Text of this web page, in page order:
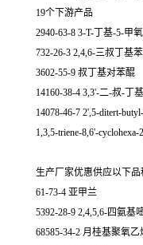
19个下游产品
2940-63-8 3-T-丁基-5-甲
732-26-3 2,4,6-三叔丁基
3602-55-9 叔丁基对苯醌
14160-38-4 3,3'-二-叔-丁
14078-46-7 2',5-ditert-
1,3,5-triene-8,6'-cyclohexa-
生产厂家优惠供应以下
61-73-4 亚甲兰
5392-28-9 2,4,5,6-四氨基
68585-34-2 月桂基聚氧